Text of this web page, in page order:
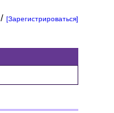
/[Зарегистрироваться]